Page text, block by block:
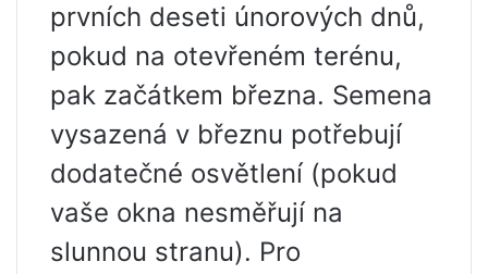
prvních deseti únorových dnů,
pokud na otevřeném terénu,
pak začátkem března. Semena
vysazená v březnu potřebují
dodatečné osvětlení (pokud
vaše okna nesměřují na
slunnou stranu). Pro